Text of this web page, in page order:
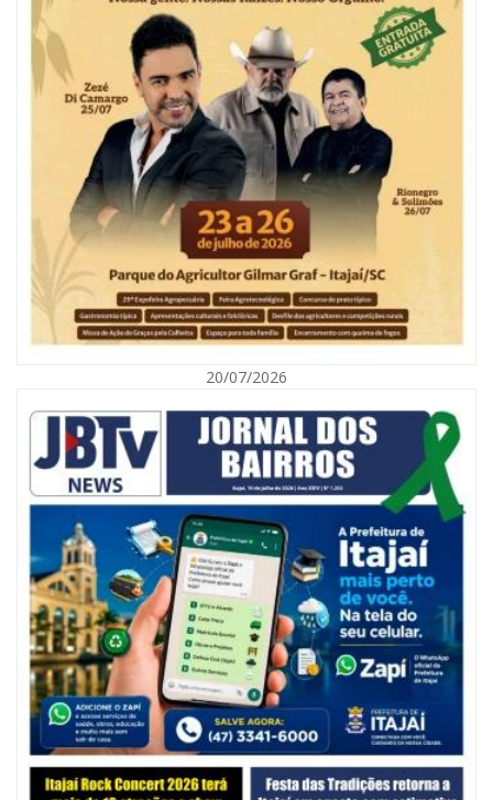
06/08/2026 | 10:04
Ação oferece testes rápidos para HIV, sífilis e hepatites nesta quinta (6) e
sexta-feira (7)
GERAL
20/07/2026